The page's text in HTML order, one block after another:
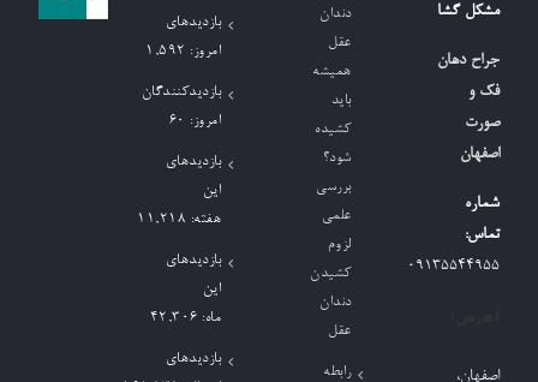
مشکل گشا
جراح دهان
فک و
صورت
اصفهان
شماره
تماس:
09135544955
اصفهان،
دندان
عقل
همیشه
باید
کشیده
شود؟
بررسی
علمی
لزوم
کشیدن
دندان
عقل
رابطه
بازدیدهای
امروز: 1,592
بازدیدکنندگان
امروز: 60
بازدیدهای
این
هفته: 11,218
بازدیدهای
این
ماه: 42,306
بازدیدهای